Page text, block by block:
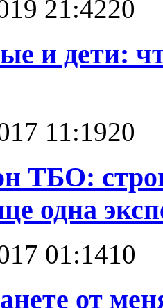
21:4220
и дети:
11:1920
ТБО:
одна
01:1410
от